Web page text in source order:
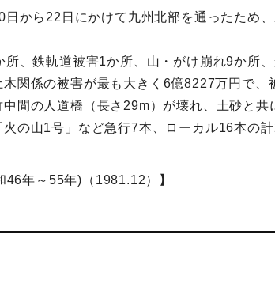
から22日にかけて九州北部を通ったため、
、鉄軌道被害1か所、山・がけ崩れ9か所
関係の被害が最も大きく6億8227万円で
間の人道橋（長さ29m）が壊れ、土砂と
の山1号」など急行7本、ローカル16本の
46年～55年)（1981.12）】